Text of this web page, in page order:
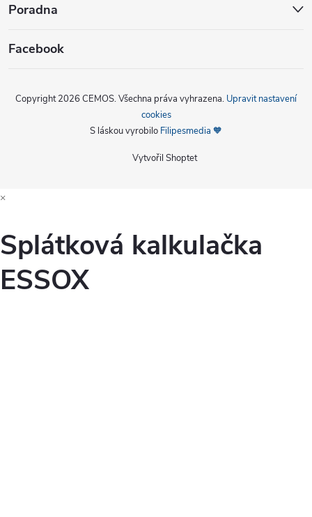
Poradna
Facebook
Vytvořil Shoptet
Copyright 2026 CEMOS. Všechna práva vyhrazena. Upravit nastavení
cookies
S láskou vyrobilo Filipesmedia 🧡
×
Splátková kalkulačka
ESSOX